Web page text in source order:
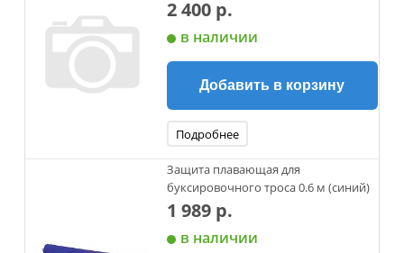
2 400 р.
в наличии
Добавить в корзину
Подробнее
Защита плавающая для
буксировочного троса 0.6 м (синий)
1 989 р.
в наличии